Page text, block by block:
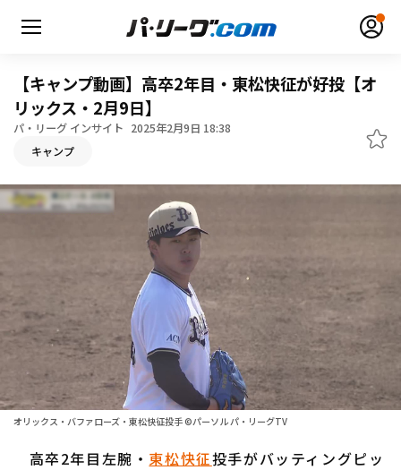
HOME
日程・結果
順位表･成績
1軍公式戦
ファーム東地区
選手名鑑
選手名鑑トップ
北海道日本ハムファイターズ
ニュース
【キャンプ動画】高卒2年目・東松快征が好投【オ
リックス・2月9日】
パ・リーグ インサイト 2025年2月9日 18:38
キャンプ
オリックス・バファローズ・東松快征投手 ©パーソル パ・リーグTV
高卒2年目左腕・ 東松快征投手がバッティングピッ